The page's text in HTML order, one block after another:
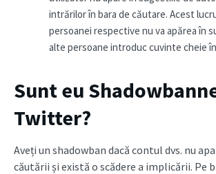
intrărilor în bara de căutare. Acest
persoanei respective nu va apărea în
alte persoane introduc cuvinte cheie
Sunt eu
Twitter?
Aveți un shadowban dacă contul dvs. nu
căutării și există o scădere a implicării. Pe